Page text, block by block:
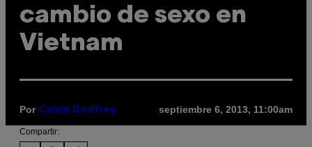
cambio de sexo en
Vietnam
Por Calvin Godfrey septiembre 6, 2013, 11:00am
Compartir: